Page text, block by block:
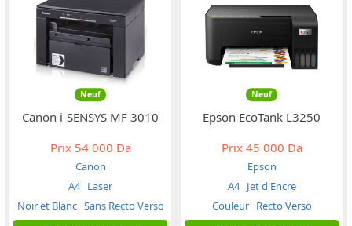
Neuf
Canon i-SENSYS MF 3010
Prix54 000 Da
Canon
A4 Laser
Noir et Blanc Sans Recto Verso
Neuf
Epson EcoTank L3250
Prix45 000 Da
Epson
A4 Jet d'Encre
Couleur Recto Verso